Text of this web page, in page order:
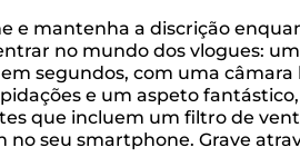
e mantenha a discrição
no mundo dos vlogues:
segundos, com uma
e um aspeto
que incluem um filtro de
no seu smartphone. Grave